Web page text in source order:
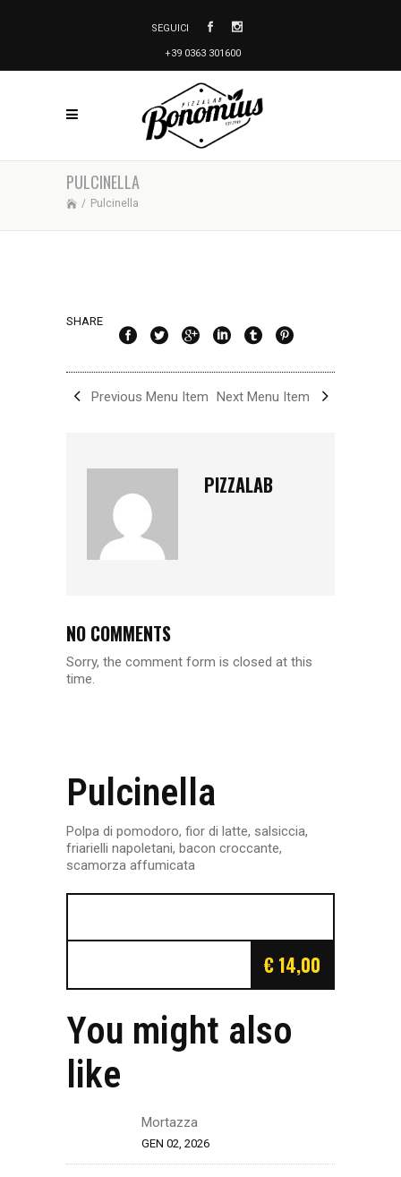
SEGUICI
+39 0363 301600
PULCINELLA
/ Pulcinella
SHARE
Previous Menu Item Next Menu Item
PIZZALAB
NO COMMENTS
Sorry, the comment form is closed at this
time.
Pulcinella
Polpa di pomodoro, fior di latte, salsiccia,
friarielli napoletani, bacon croccante,
scamorza affumicata
€ 14,00
You might also
like
Mortazza
GEN 02, 2026